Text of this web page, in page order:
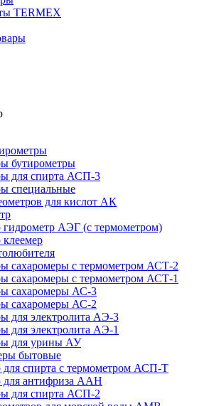
TERMEX
бутирометры
для спирта АСП-3
специальные
для кислот АК
гидрометр АЭГ (с термометром)
сахаромеры с термометром АСТ-2
сахаромеры с термометром АСТ-1
сахаромеры АС-3
сахаромеры АС-2
для электролита АЭ-3
для электролита АЭ-1
для урины АУ
бытовые
для спирта с термометром АСП-Т
для антифриза ААН
для спирта АСП-2